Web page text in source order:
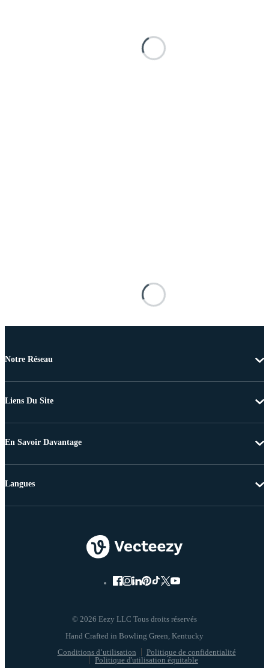
Notre Réseau
Liens Du Site
En Savoir Davantage
© 2026 Eezy LLC Tous droits réservés
Conditions d’utilisation
Politique de confidentialité
Politique d'utilisation équitable
Langues